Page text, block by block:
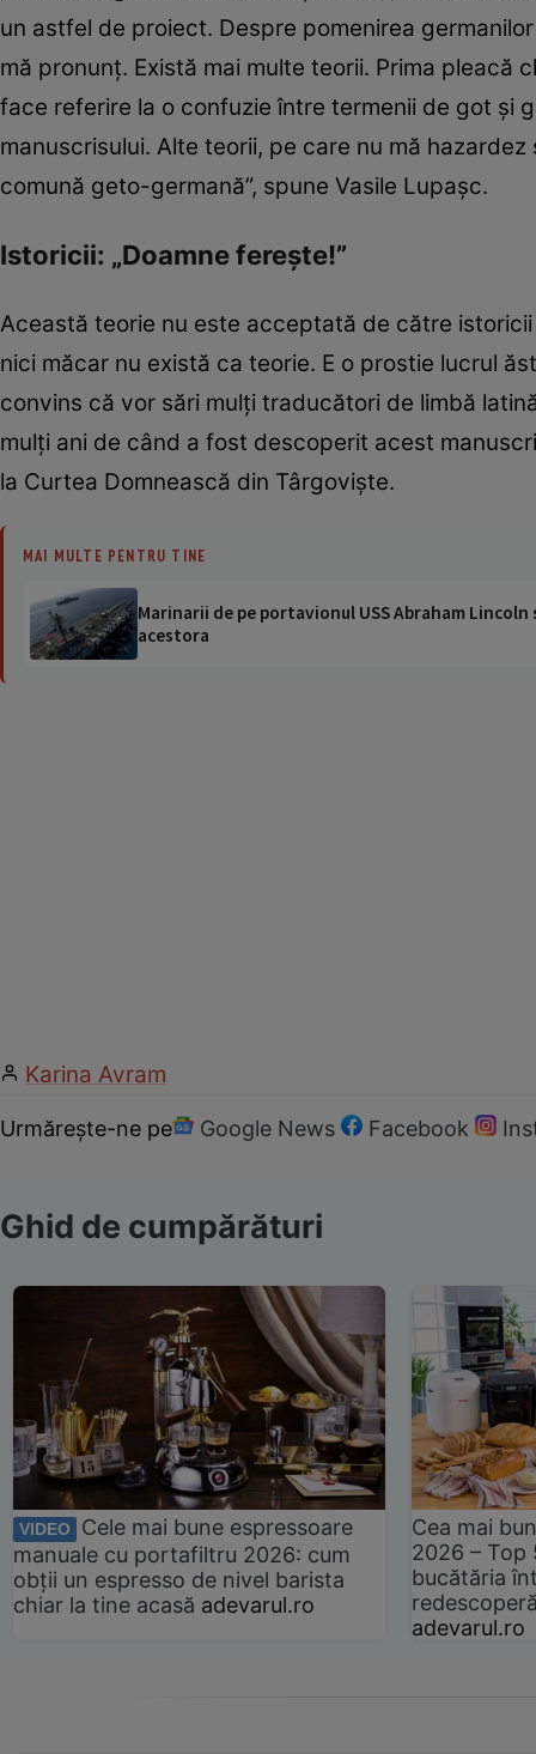
un astfel de proiect. Despre pomenirea
mă pronunţ. Există mai multe teorii. Prima pleacă
face referire la o confuzie între termenii de got şi
manuscrisului. Alte teorii, pe care nu mă
comună geto-germană”, spune Vasile Lupaşc.
Istoricii: „Doamne ferește!”
Această teorie nu este acceptată de către
nici măcar nu există ca teorie. E o prostie lucrul
convins că vor sări mulţi traducători de limbă
mulţi ani de când a fost descoperit acest
la Curtea Domnească din Târgovişte.
MAI MULTE PENTRU TINE
Marinarii de pe portavionul USS Abraham
acestora
Karina Avram
Urmărește-ne pe Google News Facebook
Ghid de cumpărături
VIDEO
Cele mai bune espressoare
manuale cu portafiltru 2026: cum
obții un espresso de nivel barista
chiar la tine acasă adevarul.ro
Cea mai
2026 –
bucătăria
adevarul.ro